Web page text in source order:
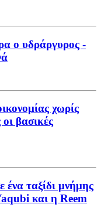
ο υδράργυρος -
χωρίς
βασικές
ένα ταξίδι μνήμης
και η Reem